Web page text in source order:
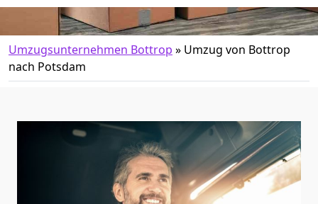
Umzugsunternehmen Bottrop » Umzug von Bottrop
nach Potsdam